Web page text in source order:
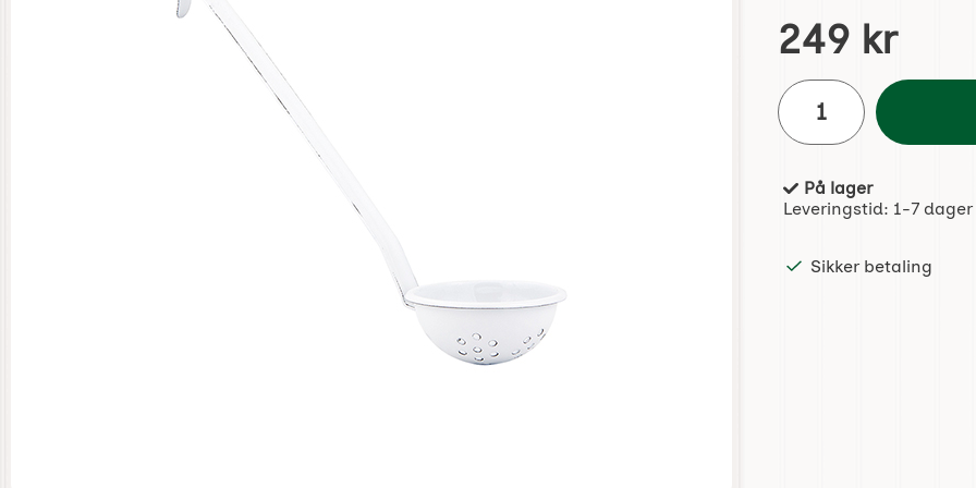
Handle dette
pris
249 kr
antall
Produkttilgjengelighet:
På lager
Leveringstid: 1-7 dager
Sikker betaling